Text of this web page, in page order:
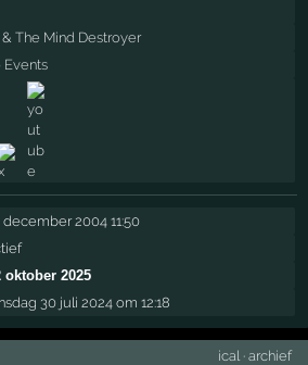
& The Mind Destroyer
december 2004 11:50
oktober 2025
30 juli 2024 om 12:18
ical · archief